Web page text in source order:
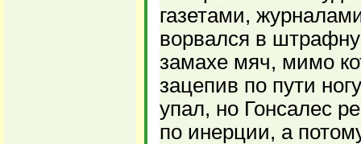
газетами,
ворвался в
замахе мяч, мимо
зацепив по пути
упал, но Гонсалес
по инерции, а